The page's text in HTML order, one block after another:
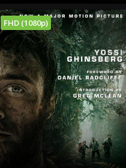
FHD (1080p)